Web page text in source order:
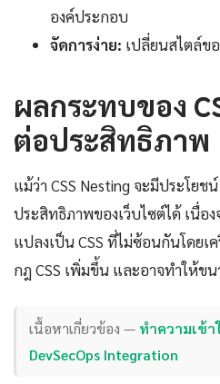
องค์ประกอบ
จัดการง่าย: เปลี่ยนสไตล์ข
ผลกระทบของ
ต่อประสิทธิภาพ
แม้ว่า CSS Nesting จะมีประโย
ประสิทธิภาพของเว็บไซต์ได้ เนื่อง
แปลงเป็น CSS ที่ไม่ซ้อนกันโดย
กฎ CSS เพิ่มขึ้น และอาจทำให้ข
เนื้อหาเกี่ยวข้อง — ทำความเข้า
DevSecOps Integration